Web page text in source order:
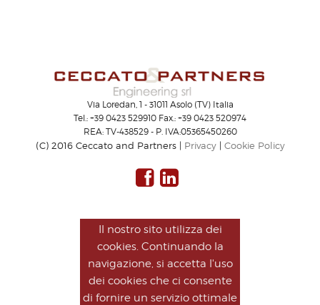
Via Loredan, 1 - 31011 Asolo (TV) Italia
Tel.: +39 0423 529910 Fax.: +39 0423 520974
REA: TV-438529 - P. IVA:05365450260
(C) 2016 Ceccato and Partners | Privacy| Cookie Policy
Il nostro sito utilizza dei
cookies. Continuando la
navigazione, si accetta l'uso
dei cookies che ci consente
di fornire un servizio ottimale